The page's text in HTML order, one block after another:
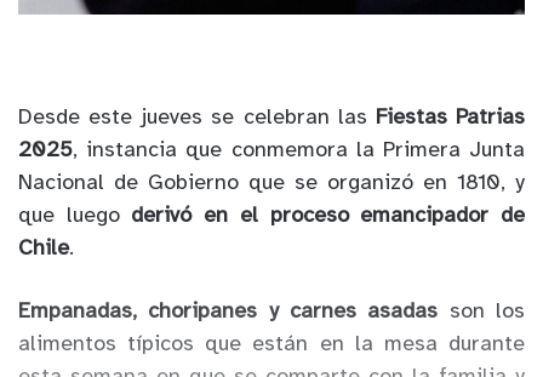
Desde este jueves se celebran las Fiestas Patrias
2025, instancia que conmemora la Primera Junta
Nacional de Gobierno que se organizó en 1810, y
que luego derivó en el proceso emancipador de
Chile.
Empanadas, choripanes y carnes asadas son los
alimentos típicos que están en la mesa durante